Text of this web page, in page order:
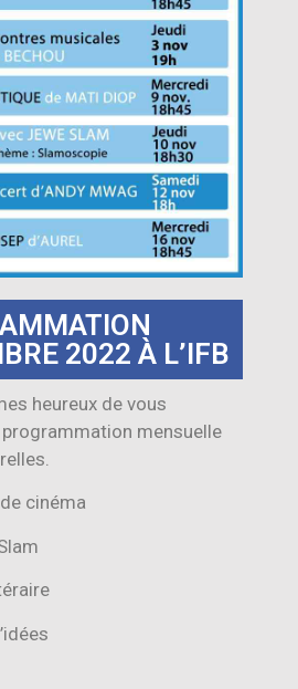
2022 À L’IFB
heureux de vous
mensuelle
cinéma